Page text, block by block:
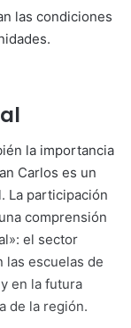
las condiciones
la importancia
Carlos es un
La participación
comprensión
el sector
escuelas de
en la futura
de la región.